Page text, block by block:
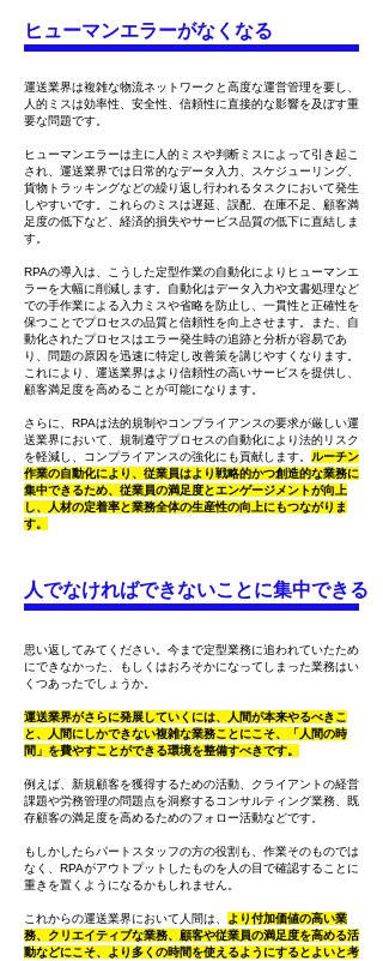
運送業界は複雑な物流ネットワークと高度な運営管理を要し、
人的ミスは効率性、安全性、信頼性に直接的な影響を及ぼす重
要な問題です。
ヒューマンエラーは主に人的ミスや判断ミスによって引き起こ
され、運送業界では日常的なデータ入力、スケジューリング、
貨物トラッキングなどの繰り返し行われるタスクにおいて発生
しやすいです。これらのミスは遅延、誤配、在庫不足、顧客満
足度の低下など、経済的損失やサービス品質の低下に直結しま
す。
RPAの導入は、こうした定型作業の自動化によりヒューマンエ
ラーを大幅に削減します。自動化はデータ入力や文書処理など
での手作業による入力ミスや省略を防止し、一貫性と正確性を
保つことでプロセスの品質と信頼性を向上させます。また、自
動化されたプロセスはエラー発生時の追跡と分析が容易であ
り、問題の原因を迅速に特定し改善策を講じやすくなります。
これにより、運送業界はより信頼性の高いサービスを提供し、
顧客満足度を高めることが可能になります。
さらに、RPAは法的規制やコンプライアンスの要求が厳しい運
送業界において、規制遵守プロセスの自動化により法的リスク
を軽減し、コンプライアンスの強化にも貢献します。 ルーチン
作業の自動化により、従業員はより戦略的かつ創造的な業務に
集中できるため、従業員の満足度とエンゲージメントが向上
し、人材の定着率と業務全体の生産性の向上にもつながりま
す。
ヒューマンエラーがなくなる
​人でなければできないことに集中できる
思い返してみてください。今まで定型業務に追われていたため
にできなかった、もしくはおろそかになってしまった業務はい
くつあったでしょうか。
運送業界がさらに発展していくには、人間が本来やるべきこ
と、人間にしかできない複雑な業務ことにこそ、「人間の時
間」を費やすことができる環境を整備すべきです。
例えば、新規顧客を獲得するための活動、クライアントの経営
課題や労務管理の問題点を洞察するコンサルティング業務、既
存顧客の満足度を高めるためのフォロー活動などです。
もしかしたらパートスタッフの方の役割も、作業そのものでは
なく、RPAがアウトプットしたものを人の目で確認することに
重きを置くようになるかもしれません。
これからの運送業界において人間は、 より付加価値の高い業
務、クリエイティブな業務、顧客や従業員の満足度を高める活
動などにこそ、より多くの時間を使えるようにするとよいと考